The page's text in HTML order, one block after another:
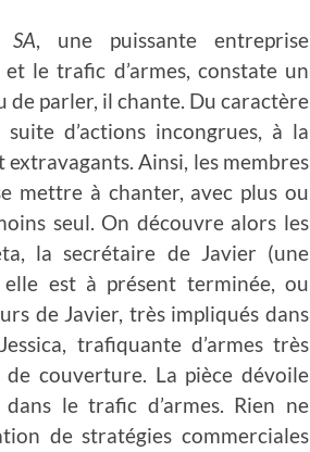
SA, une puissante entreprise
le trafic d’armes, constate un
de parler, il chante. Du caractère
d’actions incongrues, à la
Ainsi, les membres
mettre à chanter, avec plus ou
seul. On découvre alors les
la secrétaire de Javier (une
est à présent terminée, ou
de Javier, très impliqués dans
trafiquante d’armes très
couverture. La pièce dévoile
dans le trafic d’armes. Rien ne
de stratégies commerciales